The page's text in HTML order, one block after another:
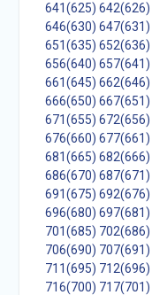
641(625) 642(626)
646(630) 647(631)
651(635) 652(636)
656(640) 657(641)
661(645) 662(646)
666(650) 667(651)
671(655) 672(656)
676(660) 677(661)
681(665) 682(666)
686(670) 687(671)
691(675) 692(676)
696(680) 697(681)
701(685) 702(686)
706(690) 707(691)
711(695) 712(696)
716(700) 717(701)